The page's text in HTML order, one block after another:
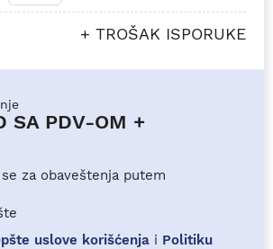
+ TROŠAK ISPORUKE
SA PDV-OM +
za obaveštenja putem
uslove korišćenja i Politiku